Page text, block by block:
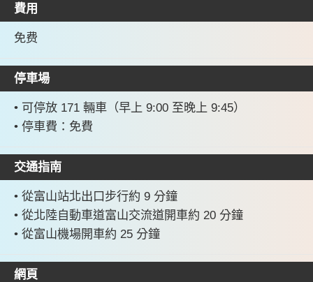
費用
免费
停車場
• 可停放 171 輛車（早上 9:00 至晚上 9:45）
• 停車費：免費
交通指南
• 從富山站北出口步行約 9 分鐘
• 從北陸自動車道富山交流道開車約 20 分鐘
• 從富山機場開車約 25 分鐘
網頁